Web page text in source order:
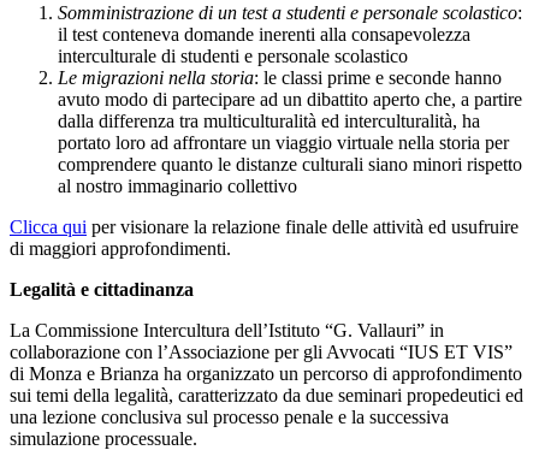
Somministrazione di un test a studenti e personale scolastico:
il test conteneva domande inerenti alla consapevolezza
interculturale di studenti e personale scolastico
Le migrazioni nella storia: le classi prime e seconde hanno
avuto modo di partecipare ad un dibattito aperto che, a partire
dalla differenza tra multiculturalità ed interculturalità, ha
portato loro ad affrontare un viaggio virtuale nella storia per
comprendere quanto le distanze culturali siano minori rispetto
al nostro immaginario collettivo
Clicca qui per visionare la relazione finale delle attività ed usufruire
di maggiori approfondimenti.
Legalità e cittadinanza
La Commissione Intercultura dell’Istituto “G. Vallauri” in
collaborazione con l’Associazione per gli Avvocati “IUS ET VIS”
di Monza e Brianza ha organizzato un percorso di approfondimento
sui temi della legalità, caratterizzato da due seminari propedeutici ed
una lezione conclusiva sul processo penale e la successiva
simulazione processuale.